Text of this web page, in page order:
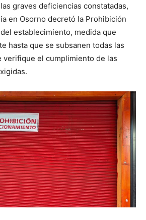
graves deficiencias constatadas,
en Osorno decretó la Prohibición
establecimiento, medida que
hasta que se subsanen todas las
verifique el cumplimiento de las